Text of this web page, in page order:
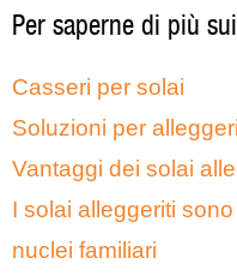
Per saperne di più
Casseri per solai
Soluzioni per
Vantaggi dei solai
I solai alleggeriti
nuclei familiari